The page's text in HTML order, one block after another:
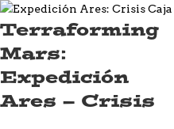
Terraforming
Mars:
Expedición
Ares – Crisis